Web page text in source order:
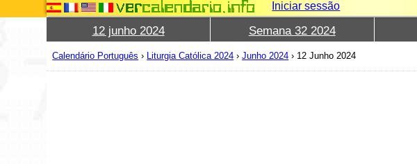
Iniciar sessão
12 junho 2024 Semana 32 2024
Calendário Português › Liturgia Católica 2024 ›Junho 2024 › 12 Junho 2024